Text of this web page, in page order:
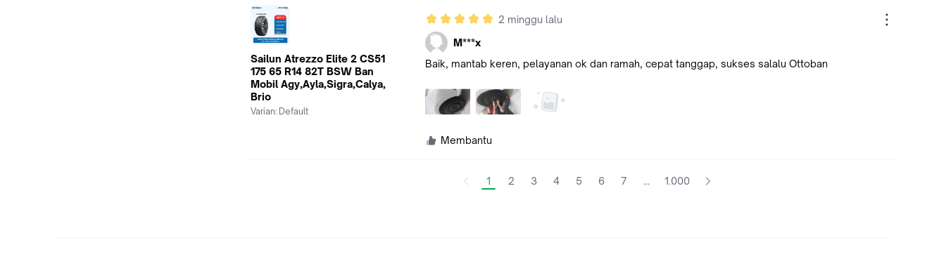
Sailun Atrezzo Elite 2 CS51
175 65 R14 82T BSW Ban
Mobil Agy,Ayla,Sigra,Calya,
Brio
Varian: Default
2 minggu lalu
M***x
Baik, mantab keren, pelayanan ok dan ramah, cepat tanggap, sukses salalu Ottoban
Membantu
1 2 3 4 5 6 7 ... 1.000